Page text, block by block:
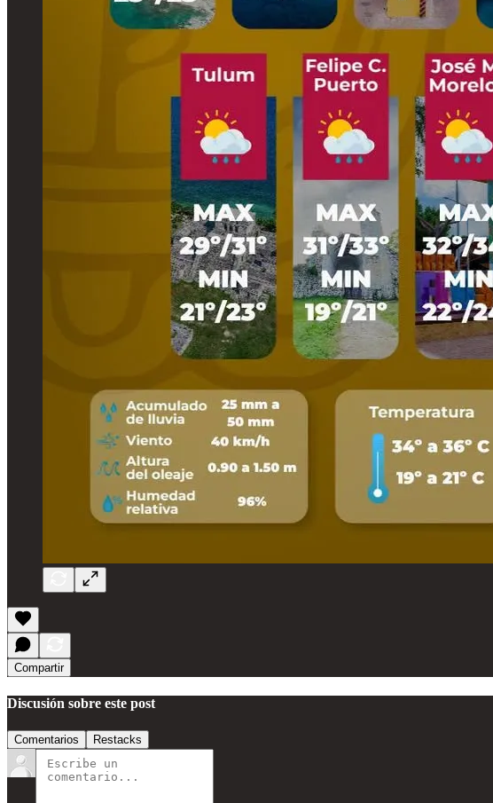
Compartir
Discusión sobre este post
Comentarios Restacks